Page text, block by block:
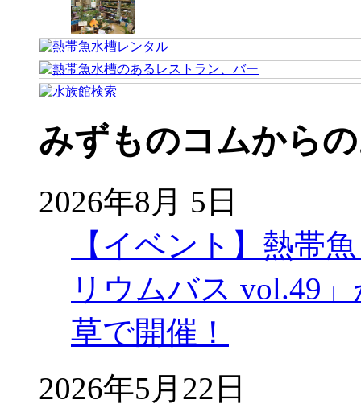
みずものコムから
2026年8月 5日
【イベント】熱帯
リウムバス vol.49
草で開催！
2026年5月22日